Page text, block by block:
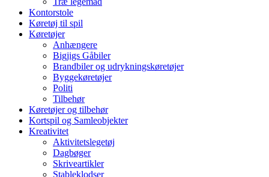
Kontorstole
Køretøj til spil
Køretøjer
Anhængere
Bigjigs Gåbiler
Brandbiler og udrykningskøretøjer
Byggekøretøjer
Politi
Tilbehør
Køretøjer og tilbehør
Kortspil og Samleobjekter
Kreativitet
Aktivitetslegetøj
Dagbøger
Skriveartikler
Stableklodser